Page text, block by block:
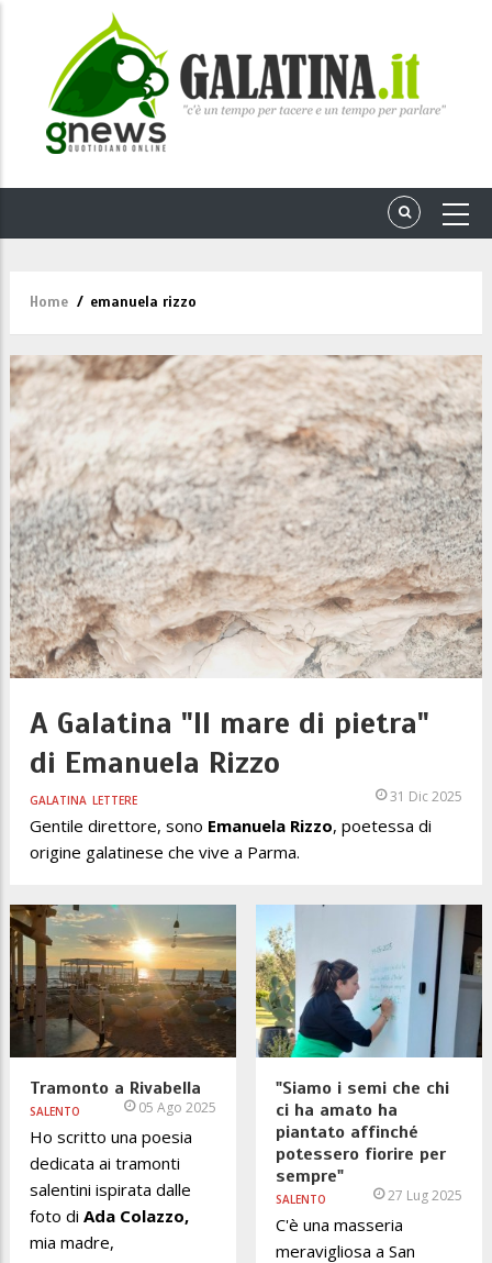
Briciole
di
pane
Home / emanuela rizzo
A Galatina "Il mare di pietra"
di Emanuela Rizzo
GALATINA LETTERE 31 Dic 2025
Gentile direttore, sono Emanuela Rizzo, poetessa di
origine galatinese che vive a Parma.
Tramonto a Rivabella
SALENTO 05 Ago 2025
Ho scritto una poesia
dedicata ai tramonti
salentini ispirata dalle
foto di Ada Colazzo,
mia madre,
"Siamo i semi che chi
ci ha amato ha
piantato affinché
potessero fiorire per
sempre"
SALENTO 27 Lug 2025
C'è una masseria
meravigliosa a San